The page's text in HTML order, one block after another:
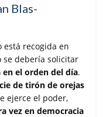
Blas-
recogida en
debería solicitar
el orden del día.
de tirón de orejas
ejerce el poder,
vez en democracia